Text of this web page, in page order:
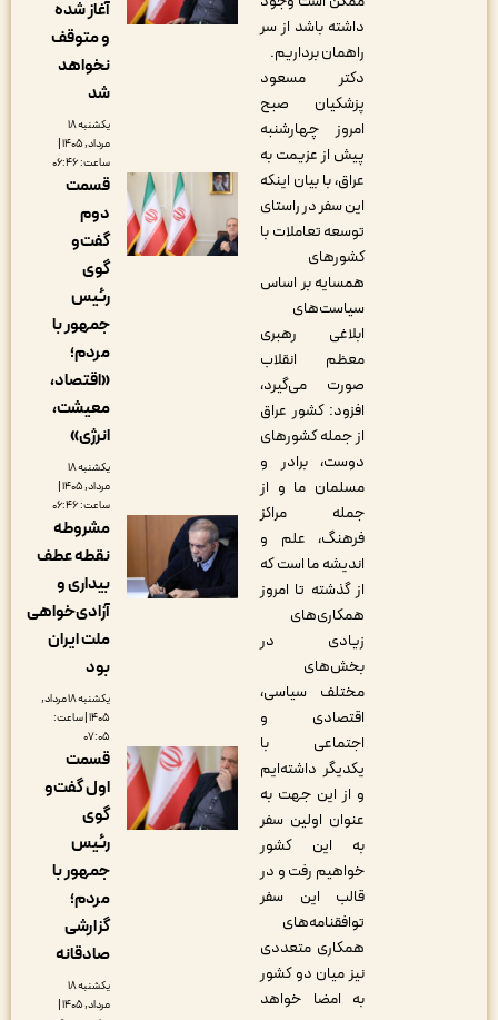
داشته باشد از سر
راهمان برداریم.
دکتر مسعود
پزشکیان صبح
امروز چهارشنبه
پیش از عزیمت به
عراق، با بیان اینکه
این سفر در راستای
توسعه تعاملات با
کشورهای
همسایه بر اساس
سیاست‌های
ابلاغی رهبری
معظم انقلاب
صورت می‌گیرد،
افزود: کشور عراق
از جمله کشورهای
دوست، برادر و
مسلمان ما و از
جمله مراکز
فرهنگ، علم و
اندیشه ما است که
از گذشته تا امروز
همکاری‌های
زیادی در
بخش‌های
مختلف سیاسی،
اقتصادی و
اجتماعی با
یکدیگر داشته‌ایم
و از این جهت به
عنوان اولین سفر
به این کشور
خواهیم رفت و در
قالب این سفر
توافقنامه‌های
همکاری متعددی
نیز میان دو کشور
به امضا خواهد
آغاز شده
و متوقف
نخواهد
مرداد, ۱۴۰۵ |
قسمت
دوم
گفت‌و
جمهور با
«اقتصاد،
معیشت،
مرداد, ۱۴۰۵ |
مشروطه
نقطه عطف
بیداری و
آزادی‌خواهی
ملت ایران
یکشنبه ۱۸ مرداد,
۱۴۰۵ | ساعت:
قسمت
اول گفت‌و
گوی
جمهور با
صادقانه
مرداد, ۱۴۰۵ |